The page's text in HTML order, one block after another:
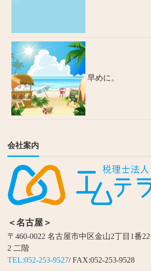
早めに。
会社案内
＜名古屋＞
〒460-0022 名古屋市中区金山2丁目1番
2 二階
TEL:052-253-9527/ FAX:052-253-9528